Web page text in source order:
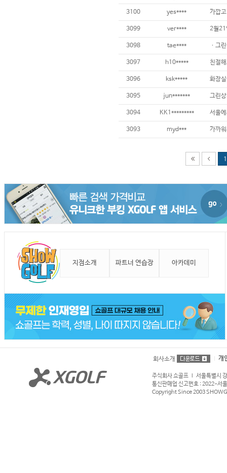
3100 yes**** 가깝
3099 ver****
3098 tae****
3097 h10***** 친절
3096 ksk*****
3095 jun*******
3094 KK1*********
3093 myd***
1
지점소개 파트너 연습장 아카데미
회사소개 개
주식회사 쇼골프 l 서울특별시
통신판매업 신고번호 : 2022-
Copyright Since 2003